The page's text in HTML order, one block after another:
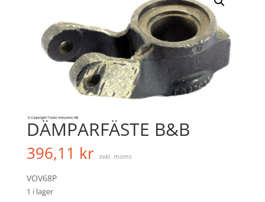
DÄMPARFÄSTE B&B
396,11 kr exkl. moms
VOV68P
1 i lager